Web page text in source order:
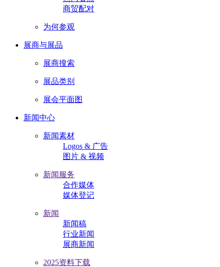
商贸配对
为何参观
展商与展品
展商搜索
展品类别
展会平面图
新闻中心
新闻素材
Logos & 广告
图片 & 视频
新闻服务
合作媒体
媒体登记
新闻
新闻稿
行业新闻
展商新闻
2025资料下载